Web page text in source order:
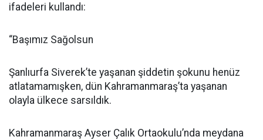
ifadeleri kullandı:
“Başımız Sağolsun
Şanlıurfa Siverek’te yaşanan şiddetin şokunu henüz
atlatamamışken, dün Kahramanmaraş’ta yaşanan
olayla ülkece sarsıldık.
Kahramanmaraş Ayser Çalık Ortaokulu’nda meydana